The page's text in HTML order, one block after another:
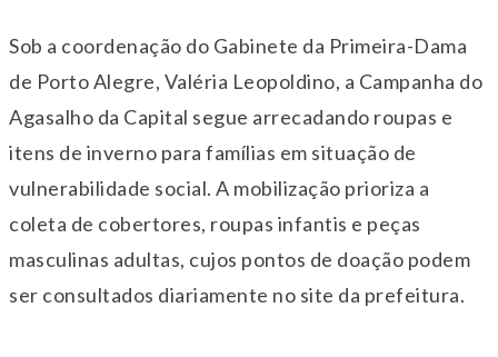
Sob a coordenação do Gabinete da Primeira-Dama
de Porto Alegre, Valéria Leopoldino, a Campanha do
Agasalho da Capital segue arrecadando roupas e
itens de inverno para famílias em situação de
vulnerabilidade social. A mobilização prioriza a
coleta de cobertores, roupas infantis e peças
masculinas adultas, cujos pontos de doação podem
ser consultados diariamente no site da prefeitura.